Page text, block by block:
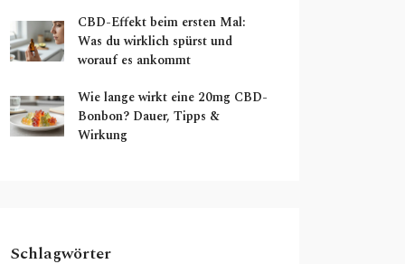
CBD-Effekt beim ersten Mal:
Was du wirklich spürst und
worauf es ankommt
Wie lange wirkt eine 20mg CBD-
Bonbon? Dauer, Tipps &
Wirkung
Schlagwörter